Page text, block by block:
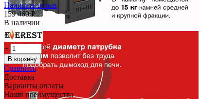
Написать отзыв
159 460 Р
В наличии
+ −
В корзину
Сравнить
Доставка
Варианты оплаты
Наши преимущества